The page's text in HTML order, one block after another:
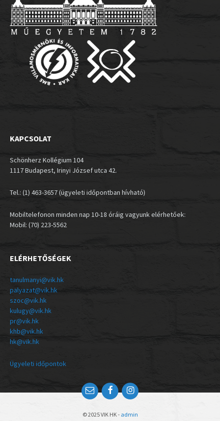
KAPCSOLAT
Schönherz Kollégium 104
1117 Budapest, Irinyi József utca 42.
Tel.: (1) 463-3657 (ügyeleti időpontban hívható)
Mobiltelefonon minden nap 10-18 óráig vagyunk elérhetőek:
Mobil: (70) 223-5562
ELÉRHETŐSÉGEK
tanulmanyi@vik.hk
palyazat@vik.hk
szoc@vik.hk
kulugy@vik.hk
pr@vik.hk
khb@vik.hk
hk@vik.hk
Ügyeleti időpontok
© 2025 VIK HK - admin